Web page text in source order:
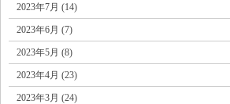
2023年7月 (14)
2023年6月 (7)
2023年5月 (8)
2023年4月 (23)
2023年3月 (24)